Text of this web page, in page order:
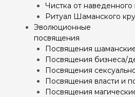
Чистка от наведенного
Ритуал Шаманского
Эволюционные
посвящения
Посвящения
Посвящения бизнеса/
Посвящения
Посвящения власти и
Посвящения